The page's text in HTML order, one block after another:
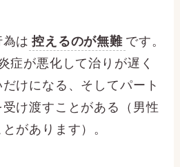
は 控えるのが無難 です。
症が悪化して治りが遅く
けになる、そしてパート
け渡すことがある（男性
があります）。